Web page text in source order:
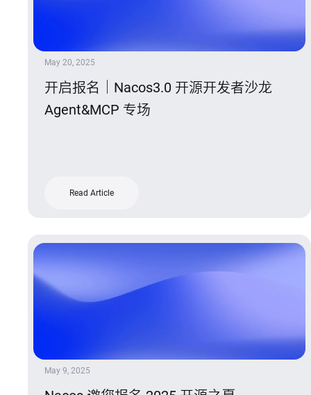
May 20, 2025
开启报名｜Nacos3.0 开源开发者沙龙
Agent&MCP 专场
Read Article
May 9, 2025